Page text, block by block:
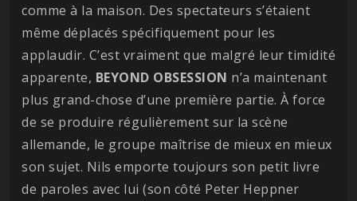
comme à la maison. Des spectateurs s’étaient
même déplacés spécifiquement pour les
applaudir. C’est vraiment que malgré leur timidité
apparente, BEYOND OBSESSION n’a maintenant
plus grand-chose d’une première partie. À force
de se produire régulièrement sur la scène
allemande, le groupe maîtrise de mieux en mieux
son sujet. Nils emporte toujours son petit livre
de paroles avec lui (son côté Peter Heppner